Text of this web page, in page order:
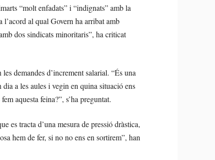
“molt enfadats” i “indignats” amb la
al qual Govern ha arribat amb
dos sindicats minoritaris”, ha criticat
demandes d’increment salarial. “És una
a les aules i vegin en quina situació ens
aquesta feina?”, s’ha preguntat.
es tracta d’una mesura de pressió dràstica,
hem de fer, si no no ens en sortirem”, han